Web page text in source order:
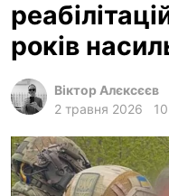
років
Віктор Алєксєєв
2 травня 2026